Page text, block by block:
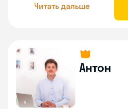
Читать дальше
Антон